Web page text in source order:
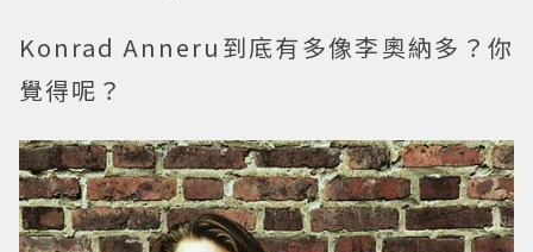
Konrad Anneru到底有多像李奧納多？你
覺得呢？